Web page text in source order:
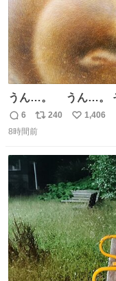
返
信
6
リ
ポ
ト
数
240
い
1,406
8時間前